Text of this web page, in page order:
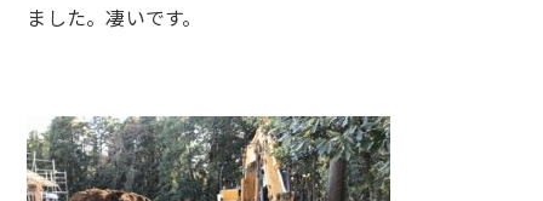
ました。凄いです。